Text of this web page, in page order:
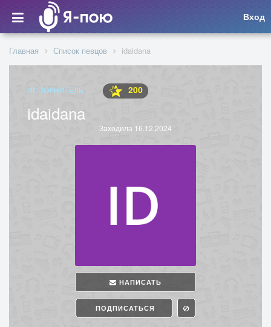
Вход
Главная Список певцов idaidana
ИСПОЛНИТЕЛЬ 200
idaidana
Заходила 16.12.2024
НАПИСАТЬ
ПОДПИСАТЬСЯ